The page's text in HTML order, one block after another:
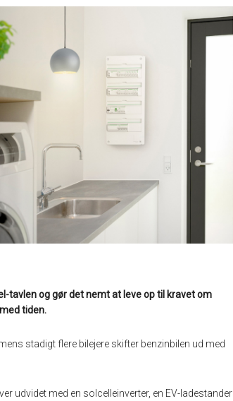
tavlen og gør det nemt at leve op til kravet om
tiden.
stadigt flere bilejere skifter benzinbilen ud med
udvidet med en solcelleinverter, en EV-ladestander